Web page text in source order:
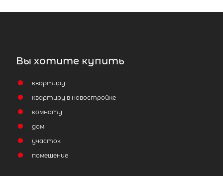
Вы хотите купить
квартиру
квартиру в новостройке
комнату
дом
участок
помещение